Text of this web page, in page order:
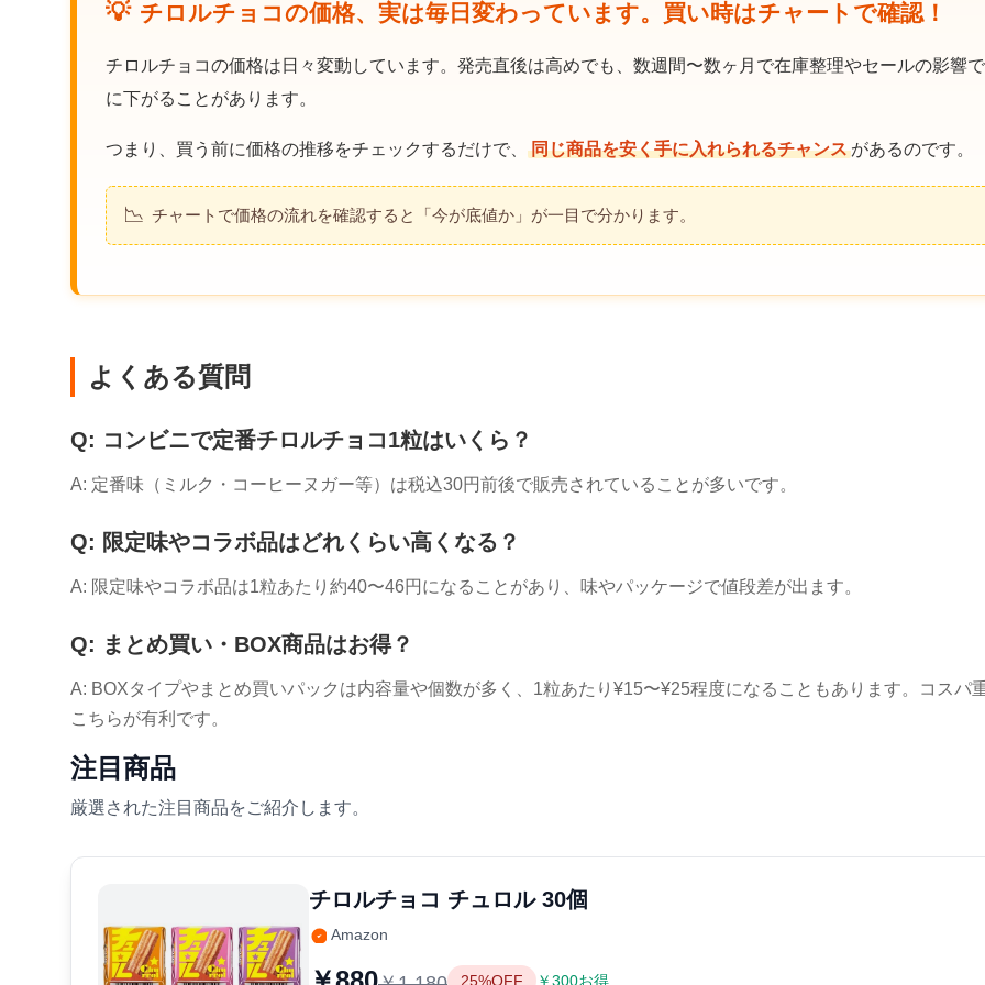
💡 チロルチョコの価格、実は毎日変わっています。買い時はチャートで確認！
チロルチョコの価格は日々変動しています。発売直後は高めでも、数週間〜数ヶ月で在庫整理やセールの影響
に下がることがあります。
つまり、買う前に価格の推移をチェックするだけで、 同じ商品を安く手に入れられるチャンスがあるのです。
📉 チャートで価格の流れを確認すると「今が底値か」が一目で分かります。
よくある質問
Q: コンビニで定番チロルチョコ1粒はいくら？
A: 定番味（ミルク・コーヒーヌガー等）は税込30円前後で販売されていることが多いです。
Q: 限定味やコラボ品はどれくらい高くなる？
A: 限定味やコラボ品は1粒あたり約40〜46円になることがあり、味やパッケージで値段差が出ます。
Q: まとめ買い・BOX商品はお得？
A: BOXタイプやまとめ買いパックは内容量や個数が多く、1粒あたり¥15〜¥25程度になることもあります。コスパ
こちらが有利です。
注目商品
厳選された注目商品をご紹介します。
チロルチョコ チュロル 30個
Amazon
25%OFF ￥300お得